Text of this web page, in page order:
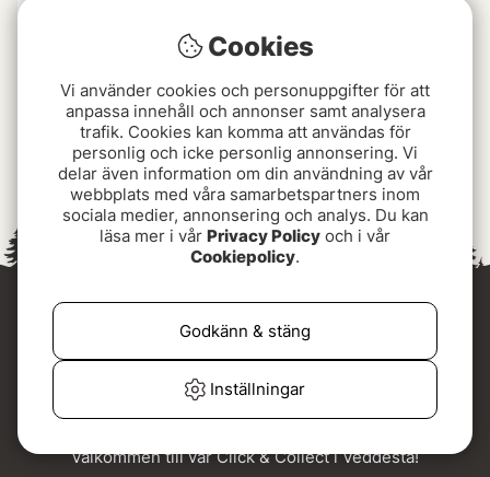
Fox Camolite Net Float
149 kr
Välkommen till vår Click & Collect i Veddesta!
Cookies
Vi använder cookies och personuppgifter för att
anpassa innehåll och annonser samt analysera
trafik. Cookies kan komma att användas för
personlig och icke personlig annonsering. Vi
delar även information om din användning av vår
webbplats med våra samarbetspartners inom
sociala medier, annonsering och analys. Du kan
läsa mer i vår Privacy Policy och i vår
Cookiepolicy.
Inställningar
Godkänn & stäng